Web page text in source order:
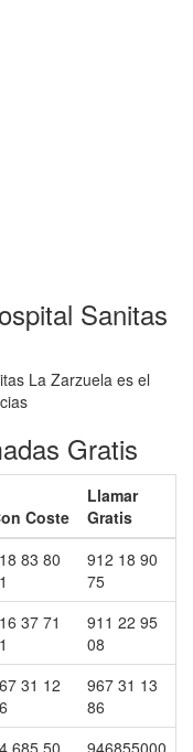
Sanitas
La Zarzuela es el
Gratis
Coste
Llamar
Gratis
83 80
912 18 90
75
37 71
911 22 95
08
31 12
967 31 13
86
685 50
946855000